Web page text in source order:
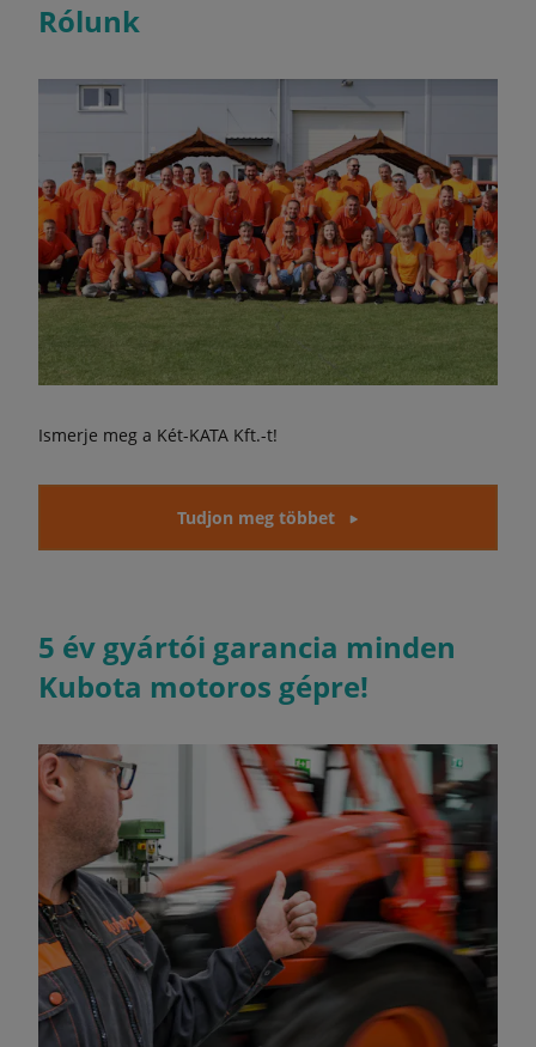
Rólunk
Ismerje meg a Két-KATA Kft.-t!
Tudjon meg többet
5 év gyártói garancia minden
Kubota motoros gépre!